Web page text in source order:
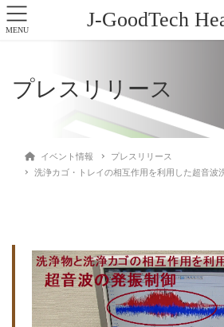
J-GoodTech
プレスリリース
イベント情報
プレスリリース
洗浄カゴ・トレイの相互作用を利用した超音波
MENU